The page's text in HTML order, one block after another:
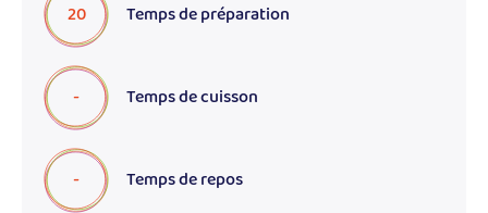
20 Temps de préparation
- Temps de cuisson
- Temps de repos